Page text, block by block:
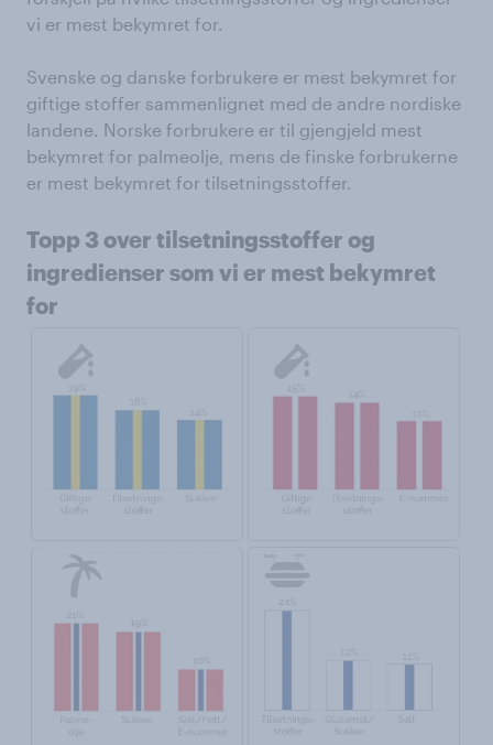
vi er mest bekymret for.
Svenske og danske forbrukere er mest bekymret for
giftige stoffer sammenlignet med de andre nordiske
landene. Norske forbrukere er til gjengjeld mest
bekymret for palmeolje, mens de finske forbrukerne
er mest bekymret for tilsetningsstoffer.
Topp 3 over tilsetningsstoffer og
ingredienser som vi er mest bekymret
for